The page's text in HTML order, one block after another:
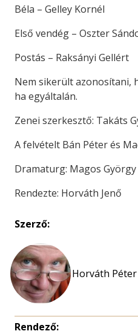
Béla – Gelley Kornél
Első vendég – Oszter
Postás – Raksányi Gellért
Nem sikerült azonosítani,
ha egyáltalán.
Zenei szerkesztő: Takáts
A felvételt Bán Péter és
Dramaturg: Magos György
Rendezte: Horváth Jenő
Szerző:
Horváth Péter
Rendező: